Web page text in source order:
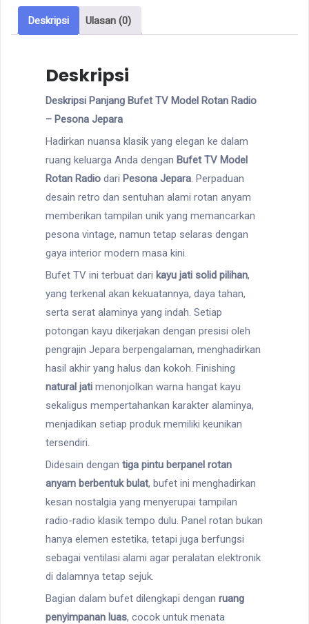
Radio
Deskripsi Ulasan (0)
Deskripsi
Deskripsi Panjang Bufet TV Model Rotan Radio
– Pesona Jepara
Hadirkan nuansa klasik yang elegan ke dalam
ruang keluarga Anda dengan Bufet TV Model
Rotan Radio dari Pesona Jepara . Perpaduan
desain retro dan sentuhan alami rotan anyam
memberikan tampilan unik yang memancarkan
pesona vintage, namun tetap selaras dengan
gaya interior modern masa kini.
Bufet TV ini terbuat dari kayu jati solid pilihan,
yang terkenal akan kekuatannya, daya tahan,
serta serat alaminya yang indah. Setiap
potongan kayu dikerjakan dengan presisi oleh
pengrajin Jepara berpengalaman, menghadirkan
hasil akhir yang halus dan kokoh. Finishing
natural jati menonjolkan warna hangat kayu
sekaligus mempertahankan karakter alaminya,
menjadikan setiap produk memiliki keunikan
tersendiri.
Didesain dengan tiga pintu berpanel rotan
anyam berbentuk bulat, bufet ini menghadirkan
kesan nostalgia yang menyerupai tampilan
radio-radio klasik tempo dulu. Panel rotan bukan
hanya elemen estetika, tetapi juga berfungsi
sebagai ventilasi alami agar peralatan elektronik
di dalamnya tetap sejuk.
Bagian dalam bufet dilengkapi dengan ruang
penyimpanan luas, cocok untuk menata